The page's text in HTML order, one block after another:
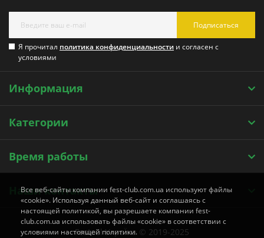
Подписаться
Я прочитал политика конфиденциальности и согласен с
условиями
Информация
Категории
Время работы
Наши контакты
Festool УкраЇна © 2019-2025
Все веб-сайты компании fest-club.com.ua используют файлы
«cookie». Используя данный веб-сайт и соглашаясь с
настоящей политикой, вы разрешаете компании fest-
club.com.ua использовать файлы «cookie» в соответствии с
условиями настоящей политики.